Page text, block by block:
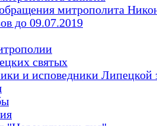
митрополита
до 09.07.2019
святых
и исповедники Липецкой